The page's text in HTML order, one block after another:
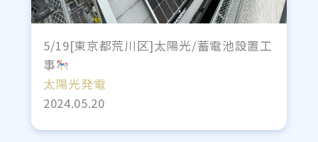
5/19[東京都荒川区]太陽光/蓄電池設置工
事
太陽光発電
2024.05.20